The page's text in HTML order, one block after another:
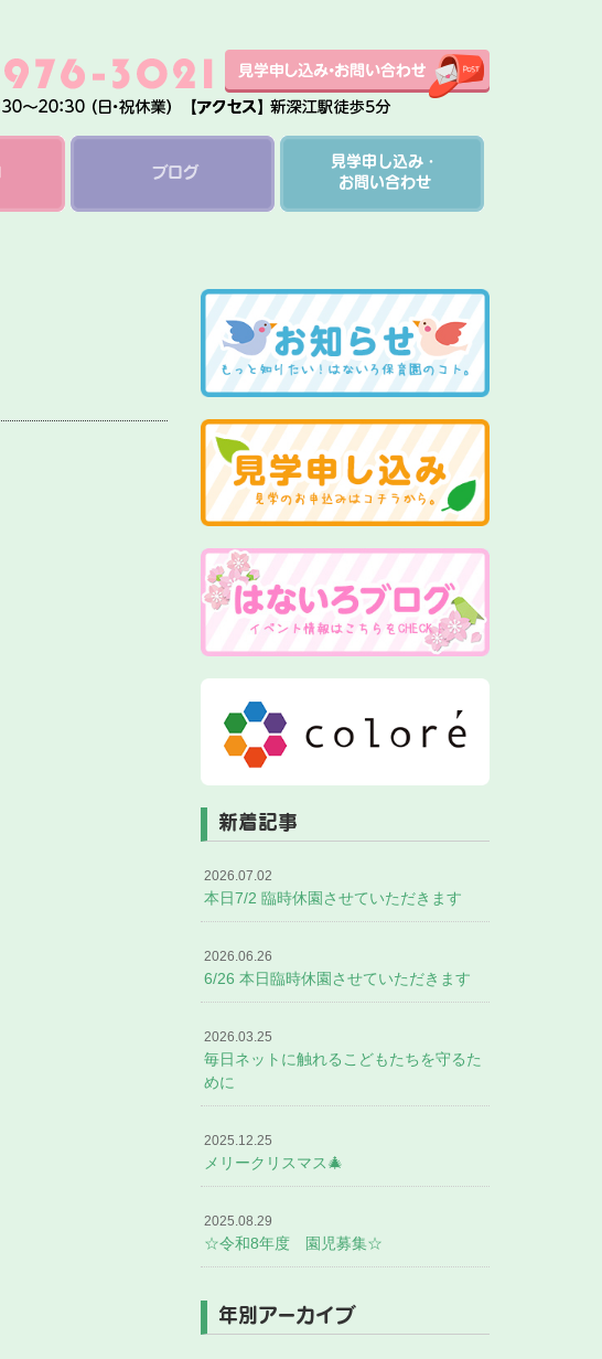
ブログ
見学申し込み・
お問い合わせ
新着記事
2026.07.02
本日7/2 臨時休園させていただきます
2026.06.26
6/26 本日臨時休園させていただきます
2026.03.25
毎日ネットに触れるこどもたちを守るた
めに
2025.12.25
メリークリスマス🎄
2025.08.29
☆令和8年度 園児募集☆
年別アーカイブ